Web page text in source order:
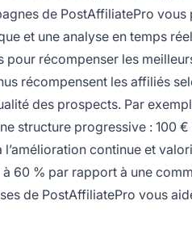
de PostAffiliatePro
et une analyse en temps
pour récompenser les
récompensent les affiliés
des prospects. Par
structure progressive : 100
continue et
60 % par rapport à une
de PostAffiliatePro vous